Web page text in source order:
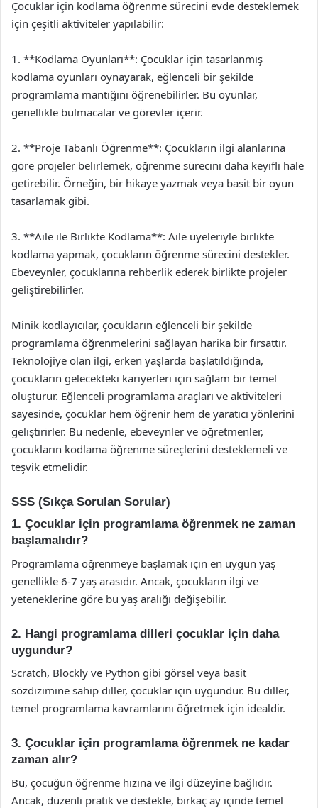
Çocuklar için kodlama öğrenme sürecini evde desteklemek
için çeşitli aktiviteler yapılabilir:
1. **Kodlama Oyunları**: Çocuklar için tasarlanmış
kodlama oyunları oynayarak, eğlenceli bir şekilde
programlama mantığını öğrenebilirler. Bu oyunlar,
genellikle bulmacalar ve görevler içerir.
2. **Proje Tabanlı Öğrenme**: Çocukların ilgi alanlarına
göre projeler belirlemek, öğrenme sürecini daha keyifli hale
getirebilir. Örneğin, bir hikaye yazmak veya basit bir oyun
tasarlamak gibi.
3. **Aile ile Birlikte Kodlama**: Aile üyeleriyle birlikte
kodlama yapmak, çocukların öğrenme sürecini destekler.
Ebeveynler, çocuklarına rehberlik ederek birlikte projeler
geliştirebilirler.
Minik kodlayıcılar, çocukların eğlenceli bir şekilde
programlama öğrenmelerini sağlayan harika bir fırsattır.
Teknolojiye olan ilgi, erken yaşlarda başlatıldığında,
çocukların gelecekteki kariyerleri için sağlam bir temel
oluşturur. Eğlenceli programlama araçları ve aktiviteleri
sayesinde, çocuklar hem öğrenir hem de yaratıcı yönlerini
geliştirirler. Bu nedenle, ebeveynler ve öğretmenler,
çocukların kodlama öğrenme süreçlerini desteklemeli ve
teşvik etmelidir.
SSS (Sıkça Sorulan Sorular)
1. Çocuklar için programlama öğrenmek ne zaman
başlamalıdır?
Programlama öğrenmeye başlamak için en uygun yaş
genellikle 6-7 yaş arasıdır. Ancak, çocukların ilgi ve
yeteneklerine göre bu yaş aralığı değişebilir.
2. Hangi programlama dilleri çocuklar için daha
uygundur?
Scratch, Blockly ve Python gibi görsel veya basit
sözdizimine sahip diller, çocuklar için uygundur. Bu diller,
temel programlama kavramlarını öğretmek için idealdir.
3. Çocuklar için programlama öğrenmek ne kadar
zaman alır?
Bu, çocuğun öğrenme hızına ve ilgi düzeyine bağlıdır.
Ancak, düzenli pratik ve destekle, birkaç ay içinde temel